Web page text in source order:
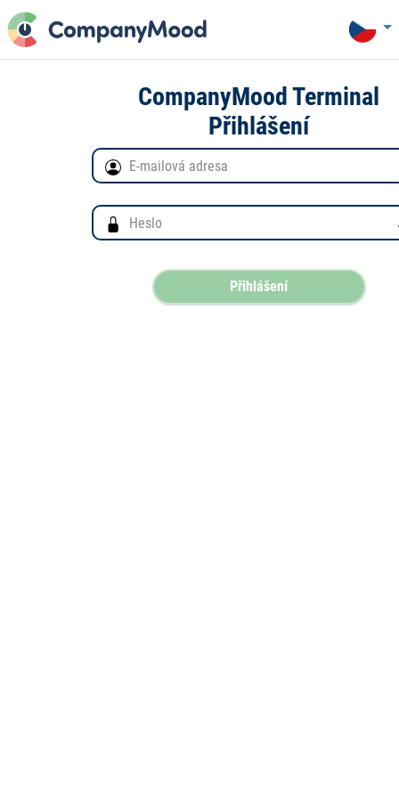
CompanyMood Terminal
Přihlášení